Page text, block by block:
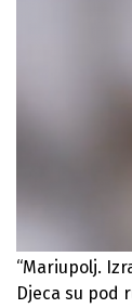
“Mariupolj.
Djeca su pod